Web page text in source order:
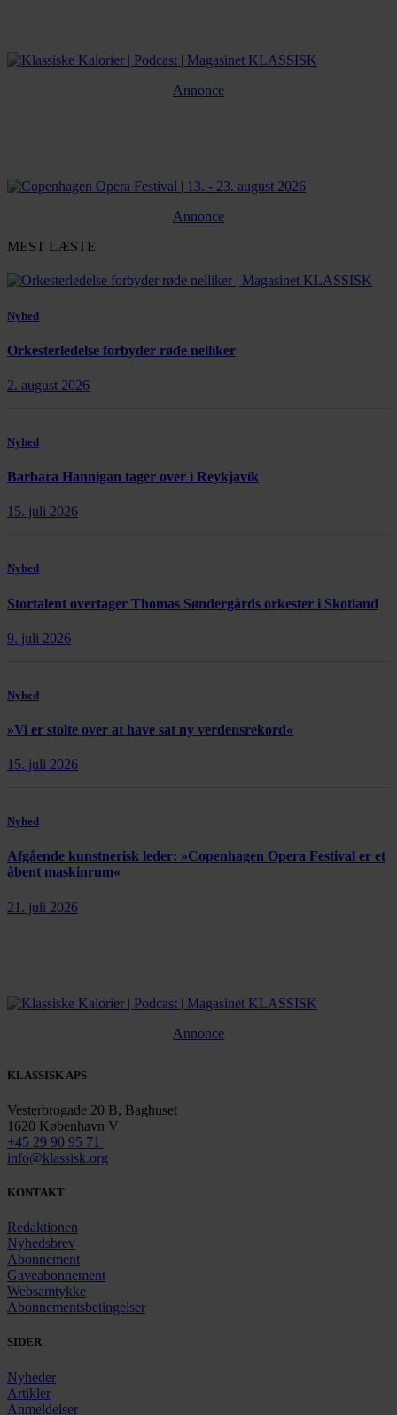
Annonce
Annonce
MEST LÆSTE
Nyhed
Orkesterledelse forbyder røde nelliker
2. august 2026
Nyhed
Barbara Hannigan tager over i Reykjavík
15. juli 2026
Nyhed
Stortalent overtager Thomas Søndergårds orkester i Skotland
9. juli 2026
Nyhed
»Vi er stolte over at have sat ny verdensrekord«
15. juli 2026
Nyhed
Afgående kunstnerisk leder: »Copenhagen Opera Festival er et
åbent maskinrum«
21. juli 2026
Annonce
KLASSISK APS
Vesterbrogade 20 B, Baghuset
1620 København V
+45 29 90 95 71
info@klassisk.org
KONTAKT
Redaktionen
Nyhedsbrev
Abonnement
Gaveabonnement
Websamtykke
Abonnementsbetingelser
SIDER
Nyheder
Artikler
Anmeldelser